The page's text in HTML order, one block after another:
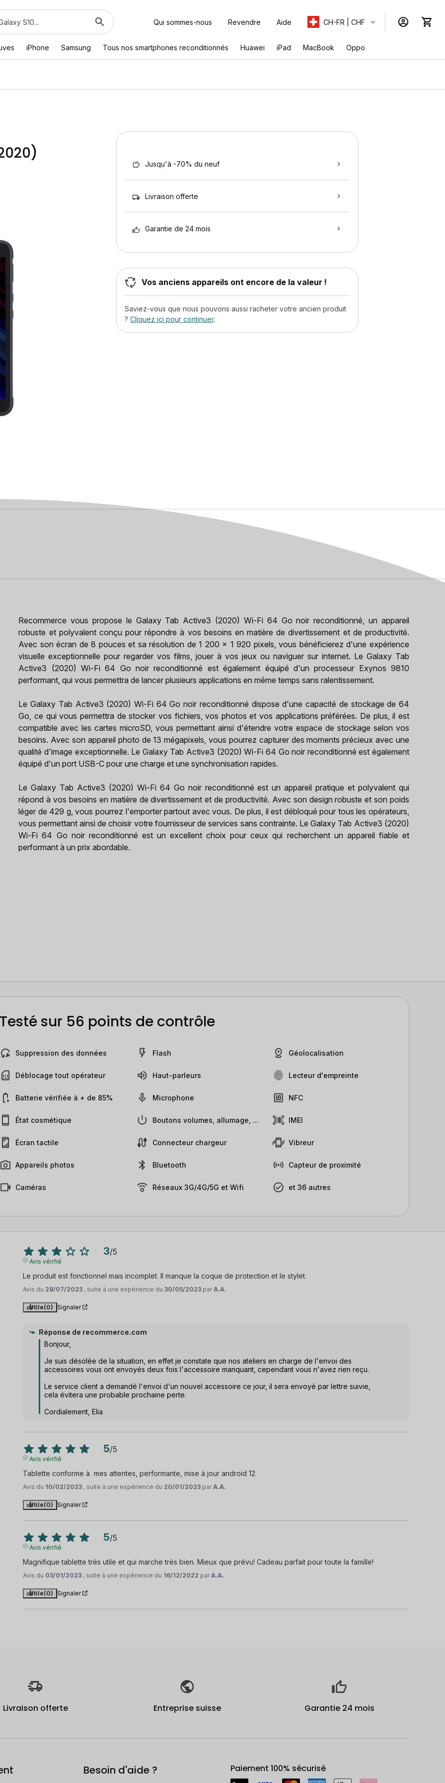
Qui sommes-nous Revendre Aide CH-FR | CHF
iPhone Samsung Tous nos smartphones reconditionnés Huawei iPad MacBook Oppo
Jusqu'à -70% du neuf
Livraison offerte
Garantie de 24 mois
Vos anciens appareils ont encore de la valeur !
Saviez-vous que nous pouvons aussi racheter votre ancien produit
? Cliquez ici pour continuer.
Recommerce vous propose le Galaxy Tab Active3 (2020) Wi-Fi 64 Go noir reconditionné, un appareil
robuste et polyvalent conçu pour répondre à vos besoins en matière de divertissement et de productivité.
Avec son écran de 8 pouces et sa résolution de 1 200 x 1 920 pixels, vous bénéficierez d'une expérience
visuelle exceptionnelle pour regarder vos films, jouer à vos jeux ou naviguer sur internet. Le Galaxy Tab
Active3 (2020) Wi-Fi 64 Go noir reconditionné est également équipé d'un processeur Exynos 9810
performant, qui vous permettra de lancer plusieurs applications en même temps sans ralentissement.
Le Galaxy Tab Active3 (2020) Wi-Fi 64 Go noir reconditionné dispose d'une capacité de stockage de 64
Go, ce qui vous permettra de stocker vos fichiers, vos photos et vos applications préférées. De plus, il est
compatible avec les cartes microSD, vous permettant ainsi d'étendre votre espace de stockage selon vos
besoins. Avec son appareil photo de 13 mégapixels, vous pourrez capturer des moments précieux avec une
qualité d'image exceptionnelle. Le Galaxy Tab Active3 (2020) Wi-Fi 64 Go noir reconditionné est également
équipé d'un port USB-C pour une charge et une synchronisation rapides.
Le Galaxy Tab Active3 (2020) Wi-Fi 64 Go noir reconditionné est un appareil pratique et polyvalent qui
répond à vos besoins en matière de divertissement et de productivité. Avec son design robuste et son poids
léger de 429 g, vous pourrez l'emporter partout avec vous. De plus, il est débloqué pour tous les opérateurs,
vous permettant ainsi de choisir votre fournisseur de services sans contrainte. Le Galaxy Tab Active3 (2020)
Wi-Fi 64 Go noir reconditionné est un excellent choix pour ceux qui recherchent un appareil fiable et
performant à un prix abordable.
Testé sur 56 points de contrôle
Suppression des données
Déblocage tout opérateur
Batterie vérifiée à + de 85%
État cosmétique
Écran tactile
Appareils photos
Caméras
Flash
Haut-parleurs
Microphone
Boutons volumes, allumage, ...
Connecteur chargeur
Bluetooth
Réseaux 3G/4G/5G et Wifi
Géolocalisation
Lecteur d'empreinte
NFC
IMEI
Vibreur
Capteur de proximité
et 36 autres
3/5
Avis vérifié
Le produit est fonctionnel mais incomplet. Il manque la coque de protection et le stylet.
Avis du 28/07/2023 , suite à une expérience du30/05/2023 parA.A.
Utile(0) Signaler
Réponse de recommerce.com
Bonjour,
Je suis désolée de la situation, en effet je constate que nos ateliers en charge de l'envoi des
accessoires vous ont envoyés deux fois l'accessoire manquant, cependant vous n'avez rien reçu.
Le service client a demandé l'envoi d'un nouvel accessoire ce jour, il sera envoyé par lettre suivie,
cela évitera une probable prochaine perte.
Cordialement, Elia
5/5
Avis vérifié
Tablette conforme à  mes attentes, performante, mise à jour android 12.
Avis du 10/02/2023 , suite à une expérience du 20/01/2023 parA.A.
Utile(0) Signaler
5/5
Avis vérifié
Magnifique tablette très utile et qui marche très bien. Mieux que prévu! Cadeau parfait pour toute la famille!
Avis du 03/01/2023 , suite à une expérience du 16/12/2022 parA.A.
Utile(0) Signaler
Livraison offerte Entreprise suisse Garantie 24 mois
Besoin d'aide ? Paiement 100% sécurisé